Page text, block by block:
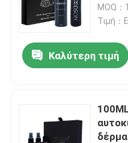
MOQ：
Τιμή：
Καλύτερη τιμή